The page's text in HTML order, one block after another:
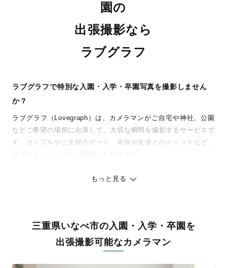
園の
出張撮影なら
ラブグラフ
ラブグラフで特別な入園・入学・卒園写真を撮影しません
か？
ラブグラフ（Lovegraph）は、カメラマンがご自宅や神社、公園
などご希望の場所に出張して、大切な瞬間を撮影するサービスで
す。カップルやご夫婦のデート、家族や友達とのイベントなど、
ありのままの空気感を大切に、何十年経っても見返したくなるよ
料金は全国どこでも一律。わかりやすく安心の価格設定です。オ
リジナルの研修と厳正な審査に合格し、撮影技術やホスピタリテ
ィを身につけたプロのカメラマンが全国47都道府県に在籍してい
もっと見る
三重県いなべ市の入園・入学・卒園を
出張撮影可能なカメラマン